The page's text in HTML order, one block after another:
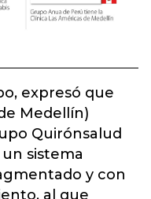
expresó que
Medellín)
Quirónsalud
sistema
y con
al que